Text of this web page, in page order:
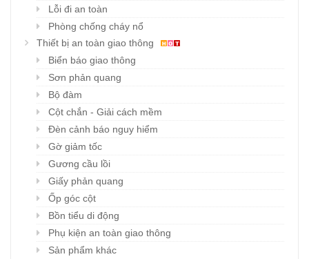
Lỗi đi an toàn
Phòng chống cháy nổ
Thiết bị an toàn giao thông
Biển báo giao thông
Sơn phản quang
Bộ đàm
Cột chắn - Giải cách mềm
Đèn cảnh báo nguy hiểm
Gờ giảm tốc
Gương cầu lồi
Giấy phản quang
Ốp góc cột
Bồn tiểu di động
Phụ kiện an toàn giao thông
Sản phẩm khác